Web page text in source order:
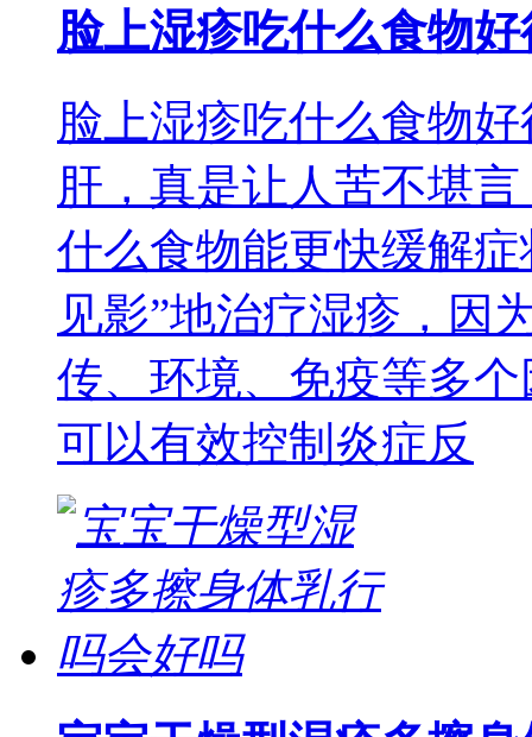
脸上湿疹吃什么食物
脸上湿疹吃什么食物
肝，真是让人苦不堪
什么食物能更快缓解
见影”地治疗湿疹，因
传、环境、免疫等多
可以有效控制炎症反